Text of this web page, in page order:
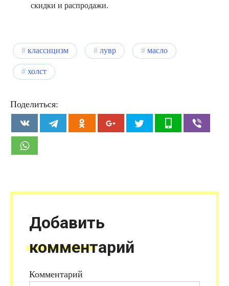
скидки и распродажи.
классицизм лувр масло
холст
Поделиться:
Добавить
комментарий
Комментарий